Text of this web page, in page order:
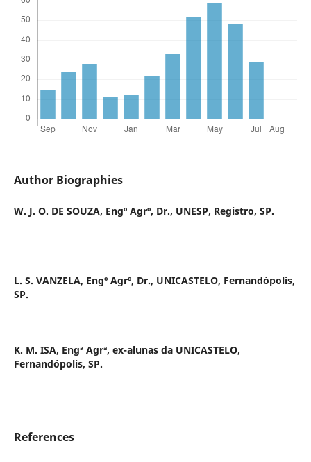
Author Biographies
W. J. O. DE SOUZA, Engº Agrº, Dr., UNESP, Registro, SP.
L. S. VANZELA, Engº Agrº, Dr., UNICASTELO, Fernandópolis,
SP.
K. M. ISA, Engª Agrª, ex-alunas da UNICASTELO,
Fernandópolis, SP.
References